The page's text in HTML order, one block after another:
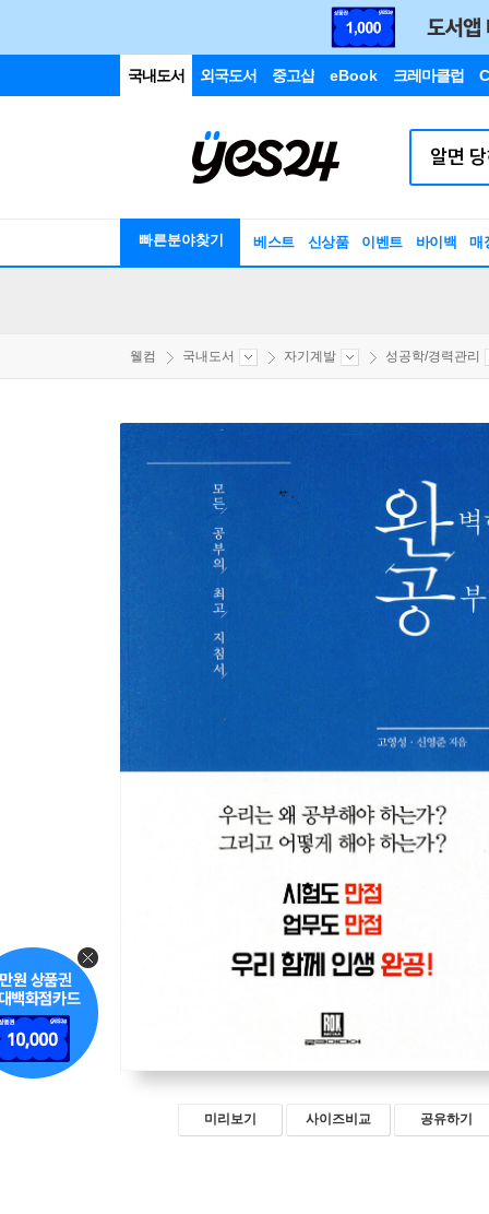
국내도서 외국도서 중고샵 eBook 크레마클럽
빠른분야찾기 베스트 신상품 이벤트 바이백 매
웰컴 국내도서 자기계발 성공학/경력관리
미리보기 사이즈비교 공유하기